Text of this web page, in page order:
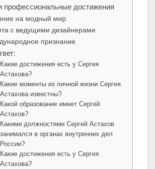
профессиональные достижения
на модный мир
с ведущими дизайнерами
признание
Какие достижения есть у Сергея
Астахова?
Какие моменты из личной жизни Сергея
Астахова известны?
Какой образование имеет Сергей
Астахов?
Какими должностями Сергей Астахов
занимался в органах внутренних дел
России?
Какие достижения есть у Сергея
Астахова?